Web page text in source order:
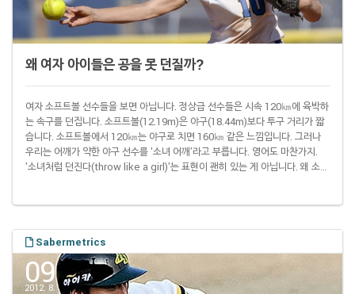
왜 여자 아이들은 공을 못 던질까?
여자 소프트볼 선수들을 보면 아닙니다. 정상급 선수들은 시속 120㎞에 육박하
는 속구를 던집니다. 소프트볼(12.19m)은 야구(18.44m)보다 투구 거리가 짧
습니다. 소프트볼에서 120㎞는 야구로 치면 160㎞ 같은 느낌입니다. 그러나
우리는 어깨가 약한 야구 선수를 '소녀 어깨'라고 부릅니다. 영어도 마찬가지.
'소녀처럼 던진다(throw like a girl)'는 표현이 괜히 있는 게 아닙니다. 왜 소녀
평균 구속은 시속 26.6마일(43㎞)이었습니다. 여자 아이들은..
Sabermetrics
09
2012. 8.